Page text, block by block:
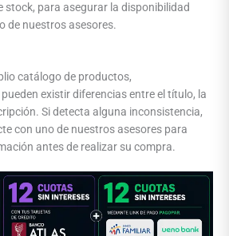
stock, para asegurar la disponibilidad
de nuestros asesores.
catálogo de productos,
existir diferencias entre el título, la
Si detecta alguna inconsistencia,
con uno de nuestros asesores para
antes de realizar su compra.